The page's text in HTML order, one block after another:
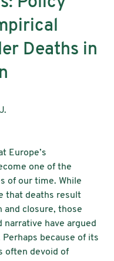
Deaths in
Europe’s
one of the
of our time. While
that deaths result
and closure, those
have argued
because of its
often devoid of